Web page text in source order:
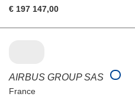
€ 197 147,00
AIRBUS GROUP SAS
France